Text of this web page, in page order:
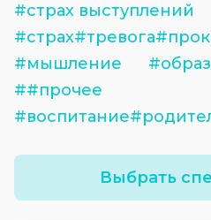
#страх выступлений
#мышление
##прочее
Выбрать